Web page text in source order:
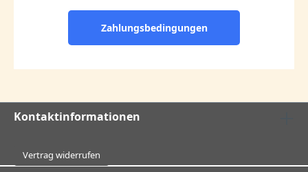
Zahlungsbedingungen
Kontaktinformationen
Vertrag widerrufen